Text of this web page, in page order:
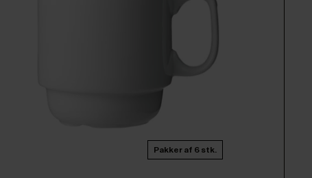
Pakker af 6 stk.